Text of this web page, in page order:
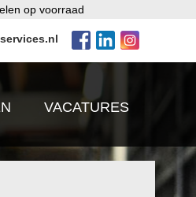
op voorraad
VACATURES